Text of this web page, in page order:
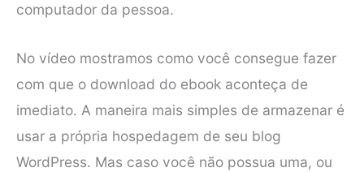
computador da pessoa.
No vídeo mostramos como você consegue fazer
com que o download do ebook aconteça de
imediato. A maneira mais simples de armazenar é
usar a própria hospedagem de seu blog
WordPress. Mas caso você não possua uma, ou